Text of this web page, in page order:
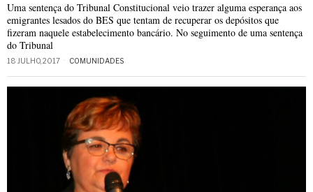
Uma sentença do Tribunal Constitucional veio trazer alguma esperança aos
emigrantes lesados do BES que tentam de recuperar os depósitos que
fizeram naquele estabelecimento bancário. No seguimento de uma sentença
do Tribunal
18 JULHO, 2017 COMUNIDADES